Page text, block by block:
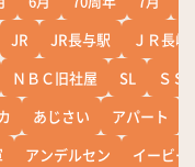
JR JR長与駅
ＪＲ長崎
ＮＢＣ旧社屋 SL
ＳＳ
あじさい アパート
アンデルセン
イービー